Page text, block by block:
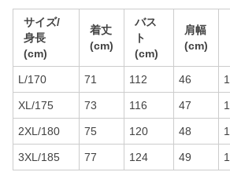
サイズ/
身長
(cm)
着丈
(cm)
バス
ト
(cm)
肩幅
(cm)
L/170 71 112 46
XL/175 73 116 47
2XL/180 75 120 48
3XL/185 77 124 49